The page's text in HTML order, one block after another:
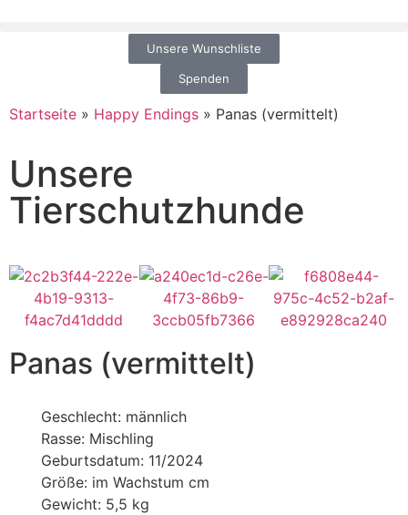
Unsere Wunschliste
Spenden
Startseite » Happy Endings » Panas (vermittelt)
Unsere
Tierschutzhunde
Panas (vermittelt)
Geschlecht: männlich
Rasse: Mischling
Geburtsdatum: 11/2024
Größe: im Wachstum cm
Gewicht: 5,5 kg